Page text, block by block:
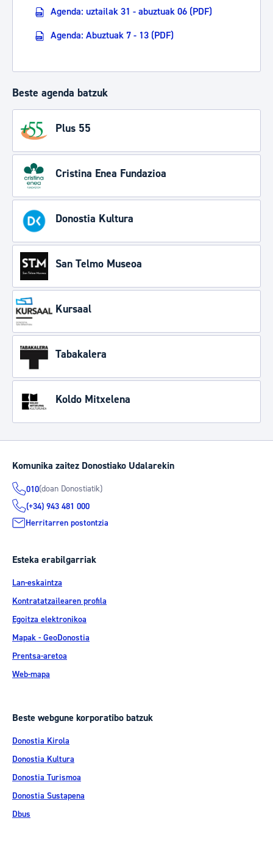
Agenda: uztailak 31 - abuztuak 06 (PDF)
Agenda: Abuztuak 7 - 13 (PDF)
Beste agenda batzuk
Plus 55
Cristina Enea Fundazioa
Donostia Kultura
San Telmo Museoa
Kursaal
Tabakalera
Koldo Mitxelena
Komunika zaitez Donostiako Udalarekin
010(doan Donostiatik)
(+34) 943 481 000
Herritarren postontzia
Esteka erabilgarriak
Lan-eskaintza
Kontratatzailearen profila
Egoitza elektronikoa
Mapak - GeoDonostia
Prentsa-aretoa
Web-mapa
Beste webgune korporatibo batzuk
Donostia Kirola
Donostia Kultura
Donostia Turismoa
Donostia Sustapena
Dbus